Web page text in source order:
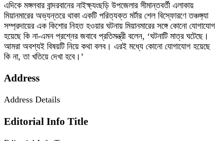
এদিকে মঙ্গলবার বান্দরবানের নাইক্ষ্যংছড়ি উপজেলার সীমান্তবর্তী এলাকায়
মিয়ানমারের অভ্যন্তরে থাকা একটি পরিত্যক্ত মর্টার শেল বিস্ফোরণে তঞ্চঙ্গ্যা
সম্প্রদায়ের এক কিশোর নিহত হওয়ার ঘটনায় মিয়ানমারের সঙ্গে কোনো যোগাযোগ
হয়েছে কি না-এমন প্রশ্নের জবাবে প্রতিমন্ত্রী বলেন, ‘ঘটনাটি মাত্র ঘটেছে।
আমরা অবশ্যই বিষয়টি নিয়ে কথা বলব। এরই মধ্যে কোনো যোগাযোগ হয়েছে
কি না, তা খতিয়ে দেখা হবে।’
Address
Address Details
Editorial Info Title